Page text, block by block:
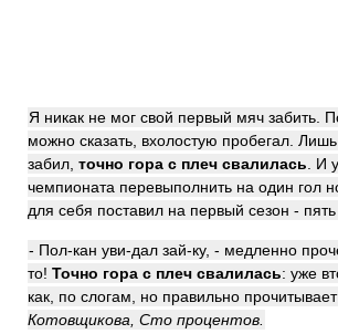
Я никак не мог свой первый мяч забить.
можно сказать, вхолостую пробегал.
забил, точно гора с плеч свалилась . И
чемпионата перевыполнить на один гол
для себя поставил на первый сезон - пять
- Пол-кан уви-дал зай-ку, - медленно
то! Точно гора с плеч свалилась: уже
как, по слогам, но правильно прочитывает
Котовщикова, Сто процентов.